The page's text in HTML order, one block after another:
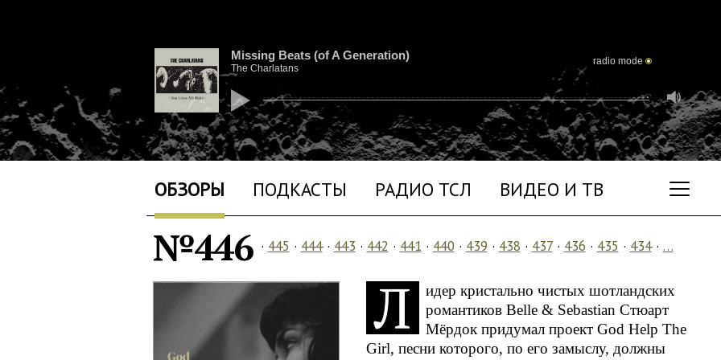
ОБЗОРЫ ПОДКАСТЫ РАДИО ТСЛ ВИДЕО И ТВ
Missing Beats (of A Generation)
The Charlatans
radio mode
№446 · 445 · 444· 443 · 442 · 441 · 440 · 439 · 438 · 437· 436 · 435 · 434· …
Л
идер кристально чистых шотландских
романтиков Belle & Sebastian Стюарт
Мёрдок придумал проект God Help The
Girl, песни которого, по его замыслу, должны